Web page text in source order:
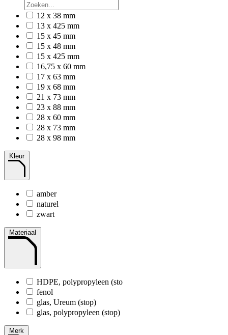
12 x 38 mm
13 x 425 mm
15 x 45 mm
15 x 48 mm
15 x 425 mm
16,75 x 60 mm
17 x 63 mm
19 x 68 mm
21 x 73 mm
23 x 88 mm
28 x 60 mm
28 x 73 mm
28 x 98 mm
Kleur
amber
naturel
zwart
Materiaal
HDPE, polypropyleen (sto
fenol
glas, Ureum (stop)
glas, polypropyleen (stop)
Merk